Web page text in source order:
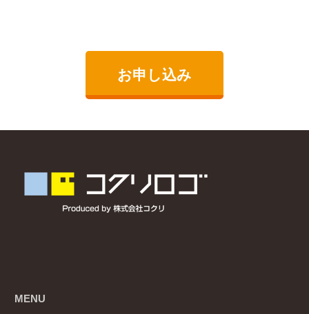
お申し込み
MENU